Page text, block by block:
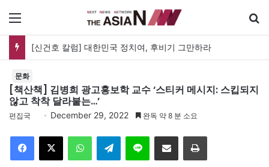
[신건호 칼럼] 대한민국 정치여, 후비기 그만하라
문화
[책산책] 김병희 광고홍보학 교수 ‘스티커 메시지: 스킵되지
않고 착착 달라붙는…’
편집국 December 29, 2022 완독 약 8 분 소요
Telegram 이메일